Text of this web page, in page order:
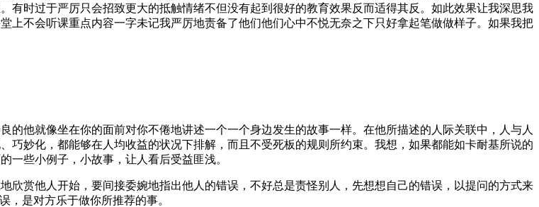
时过于严厉只会招致更大的抵触情绪不但没有起到很好的教育效果反而适得其反。如此效果让我深思我
上不会听课重点内容一字未记我严厉地责备了他们他们心中不悦无奈之下只好拿起笔做做样子。如果我把
他就像坐在你的面前对你不倦地讲述一个一个身边发生的故事一样。在他所描述的人际关联中，人与人
妙化，都能够在人均收益的状况下排解，而且不受死板的规则所约束。我想，如果都能如卡耐基所说的
一些小例子，小故事，让人看后受益匪浅。
欣赏他人开始，要间接委婉地指出他人的错误，不好总是责怪别人，先想想自己的错误，以提问的方式来
，是对方乐于做你所推荐的事。